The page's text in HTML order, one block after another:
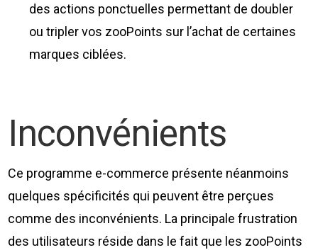
des actions ponctuelles permettant de doubler
ou tripler vos zooPoints sur l’achat de certaines
marques ciblées.
Inconvénients
Ce programme e-commerce présente néanmoins
quelques spécificités qui peuvent être perçues
comme des inconvénients. La principale frustration
des utilisateurs réside dans le fait que les zooPoints